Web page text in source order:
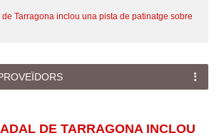
de Tarragona inclou una pista de patinatge sobre
DE TARRAGONA INCLOU